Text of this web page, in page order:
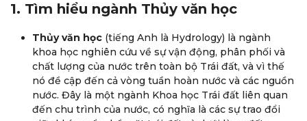
1. Tìm hiểu ngành Thủy văn học
Thủy văn học (tiếng Anh là Hydrology) là ngành
khoa học nghiên cứu về sự vận động, phân phối và
chất lượng của nước trên toàn bộ Trái đất, và vì thế
nó đề cập đến cả vòng tuần hoàn nước và các nguồn
nước. Đây là một ngành Khoa học Trái đất liên quan
đến chu trình của nước, có nghĩa là các sự trao đổi